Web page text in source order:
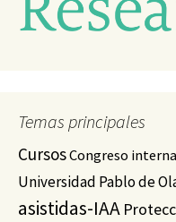
Temas principales
CursosCongreso
Universidad Pablo de
asistidas-IAA